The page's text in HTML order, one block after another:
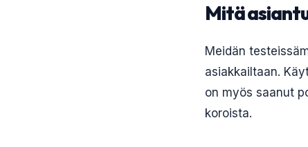
Mitä
Meidän
asiakkailtaan.
on myös saanut
koroista.